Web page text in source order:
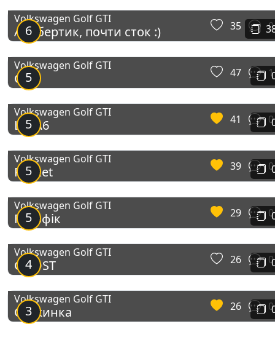
6
Volkswagen Golf GTI
Альбертик, почти сток :) 35 0
5
Volkswagen Golf GTI
Golf 47 1
5
Volkswagen Golf GTI
LAVA6 41 0
5
Volkswagen Golf GTI
Rocket 39 0
5
Volkswagen Golf GTI
Гольфік 29 0
4
Volkswagen Golf GTI
GHOST 26 0
3
Volkswagen Golf GTI
Сніжинка 26 0